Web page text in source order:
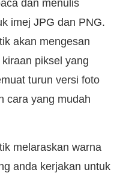
dan menulis
imej JPG dan PNG.
akan mengesan
piksel yang
turun versi foto
cara yang mudah
melaraskan warna
anda kerjakan untuk